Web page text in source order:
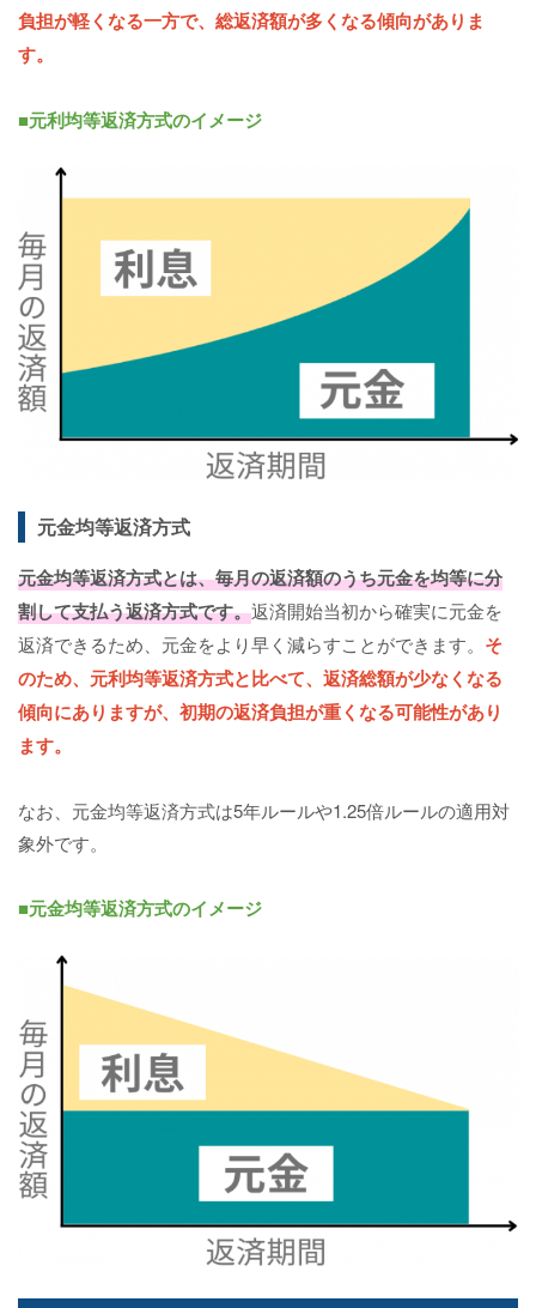
負担が軽くなる一方で、総返済額が多くなる傾向がありま
す。
■元利均等返済方式のイメージ
元金均等返済方式
元金均等返済方式とは、毎月の返済額のうち元金を均等に分
割して支払う返済方式です。返済開始当初から確実に元金を
返済できるため、元金をより早く減らすことができます。 そ
のため、元利均等返済方式と比べて、返済総額が少なくなる
傾向にありますが、初期の返済負担が重くなる可能性があり
ます。
なお、元金均等返済方式は5年ルールや1.25倍ルールの適用対
象外です。
■元金均等返済方式のイメージ